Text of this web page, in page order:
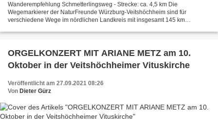
Wanderempfehlung Schmetterlingsweg - Strecke: ca. 4,5 km Die
Wegemarkierer der NaturFreunde Würzburg-Veitshöchheim sind für
verschiedene Wege im nördlichen Landkreis mit insgesamt 145 km
ORGELKONZERT MIT ARIANE METZ am 10.
Oktober in der Veitshöchheimer Vituskirche
Veröffentlicht am 27.09.2021 08:26
Von Dieter Gürz